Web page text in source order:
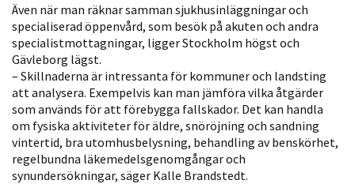
Även när man räknar samman sjukhusinläggningar och
specialiserad öppenvård, som besök på akuten och andra
specialistmottagningar, ligger Stockholm högst och
Gävleborg lägst.
– Skillnaderna är intressanta för kommuner och landsting
att analysera. Exempelvis kan man jämföra vilka åtgärder
som används för att förebygga fallskador. Det kan handla
om fysiska aktiviteter för äldre, snöröjning och sandning
vintertid, bra utomhusbelysning, behandling av benskörhet,
regelbundna läkemedelsgenomgångar och
synundersökningar, säger Kalle Brandstedt.
ditt besök.
Om du nekar
de här
kakorna
kommer viss
funktionalitet
att försvinna
från
hemsidan.